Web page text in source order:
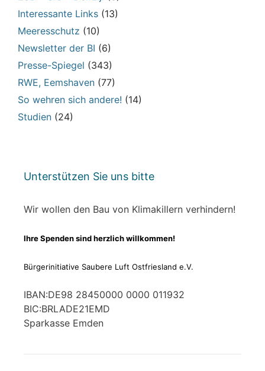
Interessante Links (13)
Meeresschutz (10)
Newsletter der BI (6)
Presse-Spiegel (343)
RWE, Eemshaven (77)
So wehren sich andere! (14)
Studien (24)
Unterstützen Sie uns bitte
Wir wollen den Bau von Klimakillern verhindern!
Ihre Spenden sind herzlich willkommen!
Bürgerinitiative Saubere Luft Ostfriesland e.V.
IBAN:DE98 28450000 0000 011932
BIC:BRLADE21EMD
Sparkasse Emden